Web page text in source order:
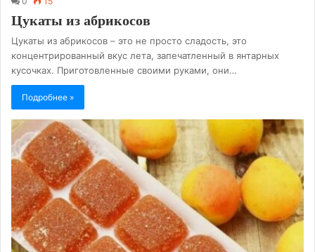
Цукаты из абрикосов
Цукаты из абрикосов – это не просто сладость, это
концентрированный вкус лета, запечатленный в янтарных
кусочках. Приготовленные своими руками, они…
Подробнее »